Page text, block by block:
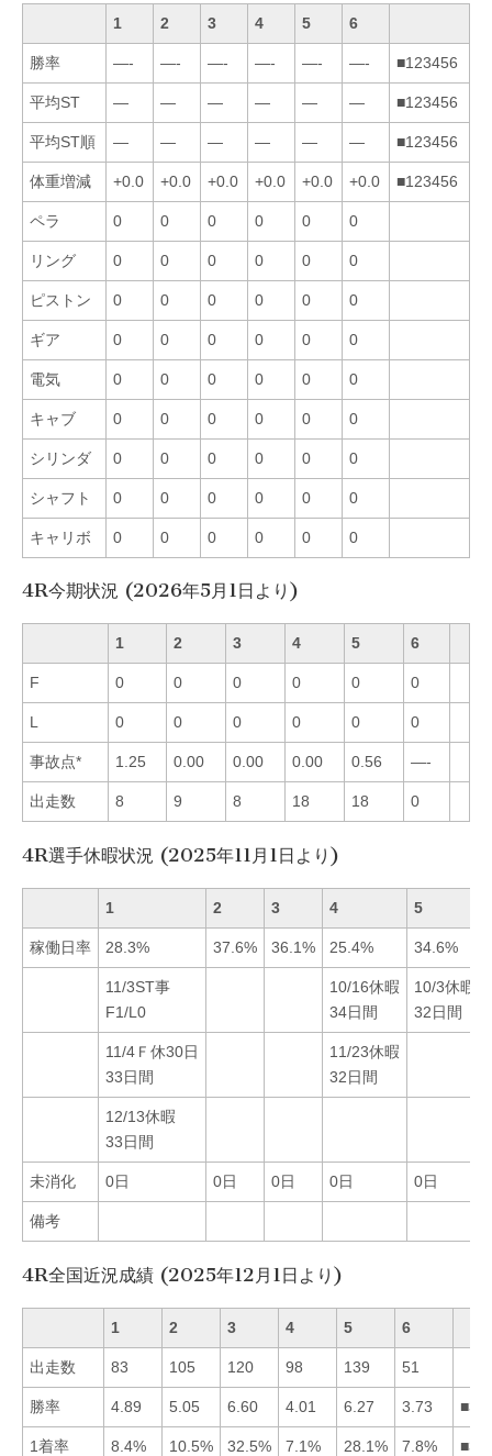
1 2 3 4 5 6
勝率 —- —- —- —- —- —- ■123456
平均ST — — — — — — ■123456
平均ST順 — — — — — — ■123456
体重増減 +0.0 +0.0 +0.0 +0.0 +0.0 +0.0 ■123456
ペラ 0 0 0 0 0 0
リング 0 0 0 0 0 0
ピストン 0 0 0 0 0 0
ギア 0 0 0 0 0 0
電気 0 0 0 0 0 0
キャブ 0 0 0 0 0 0
シリンダ 0 0 0 0 0 0
シャフト 0 0 0 0 0 0
キャリボ 0 0 0 0 0 0
4R今期状況 (2026年5月1日より)
1 2 3 4 5 6
F 0 0 0 0 0 0
L 0 0 0 0 0 0
事故点* 1.25 0.00 0.00 0.00 0.56 —-
出走数 8 9 8 18 18 0
4R選手休暇状況 (2025年11月1日より)
1 2 3 4 5
稼働日率 28.3% 37.6% 36.1% 25.4% 34.6%
11/3ST事
F1/L0
10/16休暇
34日間
10/3休暇
32日間
11/4Ｆ休30日
33日間
11/23休暇
32日間
12/13休暇
33日間
未消化 0日 0日 0日 0日 0日
備考
4R全国近況成績 (2025年12月1日より)
1 2 3 4 5 6
出走数 83 105 120 98 139 51
勝率 4.89 5.05 6.60 4.01 6.27 3.73
1着率 8.4% 10.5% 32.5% 7.1% 28.1% 7.8%